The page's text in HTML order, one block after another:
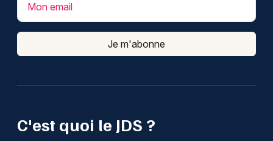
C'est quoi le JDS ?
Mon email
Je m'abonne